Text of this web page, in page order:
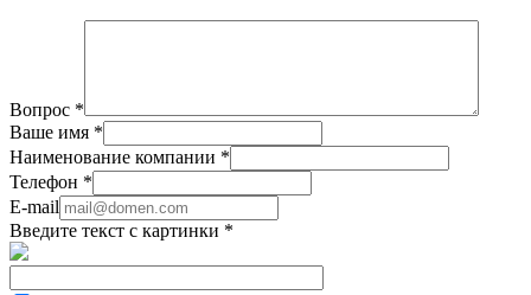
Вопрос *
Ваше имя *
Наименование компании *
Телефон *
E-mail
Введите текст с картинки *